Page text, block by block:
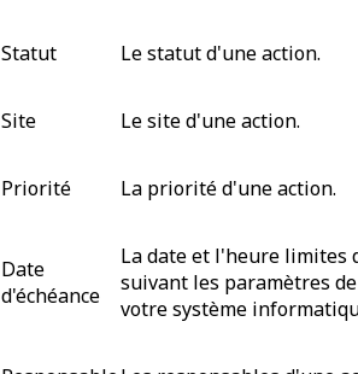
Statut Le statut d'une action.
Site Le site d'une action.
Priorité La priorité d'une action.
Date
d'échéance
La date et l'heure limites
suivant les paramètres
votre système